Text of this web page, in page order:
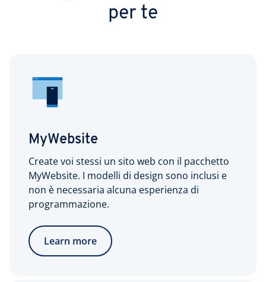
per te
MyWebsite
Create voi stessi un sito web con il pacchetto
MyWebsite. I modelli di design sono inclusi e
non è necessaria alcuna esperienza di
programmazione.
Learn more